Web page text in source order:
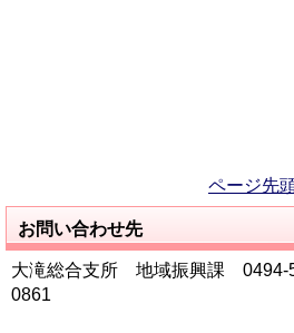
ページ先
お問い合わせ先
大滝総合支所 地域振興課
0861